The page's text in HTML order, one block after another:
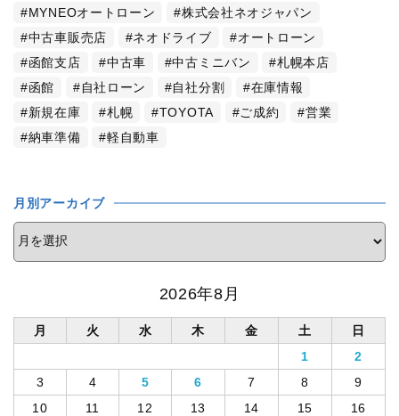
MYNEOオートローン
株式会社ネオジャパン
中古車販売店
ネオドライブ
オートローン
函館支店
中古車 中古ミニバン
札幌本店
函館
自社ローン 自社分割
在庫情報
新規在庫
札幌 TOYOTA ご成約
営業
納車準備
軽自動車
月別アーカイブ
2026年8月
月 火 水 木 金 土
日
1
2
3
4 5 6 7 8
9
10
11 12 13 14 15
16